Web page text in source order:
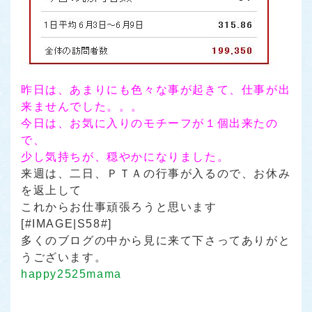
昨日は、あまりにも色々な事が起きて、仕事が出
来ませんでした。。。
今日は、お気に入りのモチーフが１個出来たの
で、
少し気持ちが、穏やかになりました。
来週は、二日、ＰＴＡの行事が入るので、お休み
を返上して
これからお仕事頑張ろうと思います
[#IMAGE|S58#]
多くのブログの中から見に来て下さってありがと
うございます。
happy2525mama